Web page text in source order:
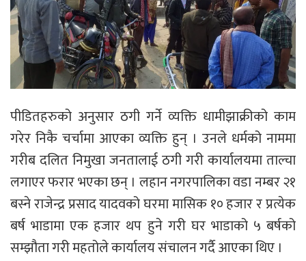
पीडितहरुको अनुसार ठगी गर्ने व्यक्ति धामीझाक्रीको काम
गरेर निकै चर्चामा आएका व्यक्ति हुन् । उनले धर्मको नाममा
गरीब दलित निमुखा जनतालाई ठगी गरी कार्यालयमा ताल्चा
लगाएर फरार भएका छन् । लहान नगरपालिका वडा नम्बर २१
बस्ने राजेन्द्र प्रसाद यादवको घरमा मासिक १० हजार र प्रत्येक
बर्ष भाडामा एक हजार थप हुने गरी घर भाडाको ५ बर्षको
सम्झौता गरी महतोले कार्यालय संचालन गर्दै आएका थिए ।